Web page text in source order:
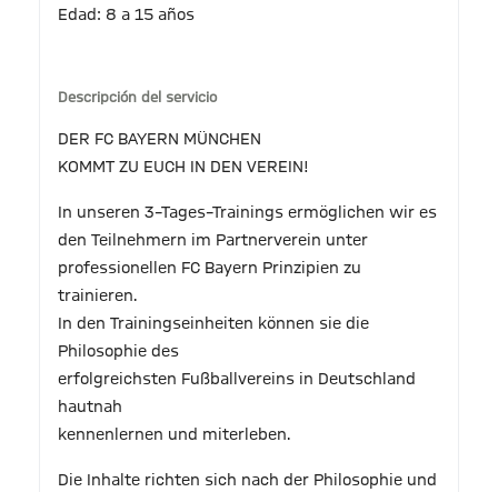
Edad: 8 a 15 años
Descripción del servicio
DER FC BAYERN MÜNCHEN
KOMMT ZU EUCH IN DEN VEREIN!
In unseren 3–Tages–Trainings ermöglichen wir es
den Teilnehmern im Partnerverein unter
professionellen FC Bayern Prinzipien zu
trainieren.
In den Trainingseinheiten können sie die
Philosophie des
erfolgreichsten Fußballvereins in Deutschland
hautnah
kennenlernen und miterleben.
Die Inhalte richten sich nach der Philosophie und